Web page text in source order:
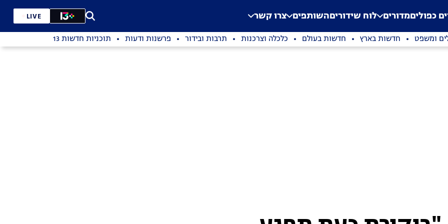
Application error: a
. כפוליםמדורים לוח שידוריםהשותפים צרו קשר LIVE
ומשפט חדשות בארץ חדשות בעולם כלכלה וצרכנות תרבות ובידור פרשנות ודעות תוכניות חדשות 13